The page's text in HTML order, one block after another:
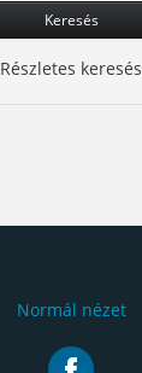
Keresés
Részletes keresés
Normál nézet